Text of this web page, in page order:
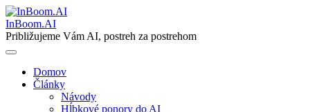
Skip
to
content
InBoom.AI
Približujeme Vám AI, postreh za postrehom
Domov
Články
Návody
Hĺbkové ponory do AI